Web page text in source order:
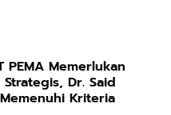
PEMA Memerlukan
Dr. Said
Kriteria